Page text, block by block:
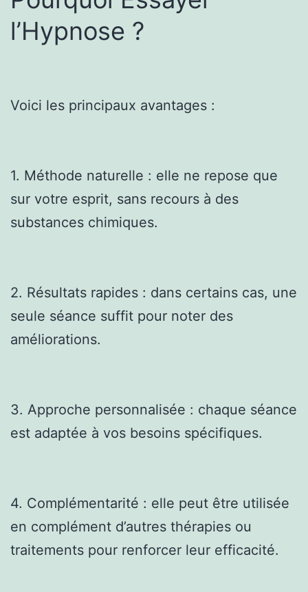
l’Hypnose ?
Voici les principaux avantages :
1. Méthode naturelle : elle ne repose que
sur votre esprit, sans recours à des
substances chimiques.
2. Résultats rapides : dans certains cas, une
seule séance suffit pour noter des
améliorations.
3. Approche personnalisée : chaque séance
est adaptée à vos besoins spécifiques.
4. Complémentarité : elle peut être utilisée
en complément d’autres thérapies ou
traitements pour renforcer leur efficacité.